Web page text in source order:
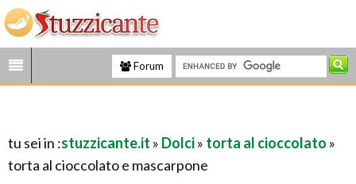
Forum
tu sei in :stuzzicante.it » Dolci» torta al cioccolato »
torta al cioccolato e mascarpone